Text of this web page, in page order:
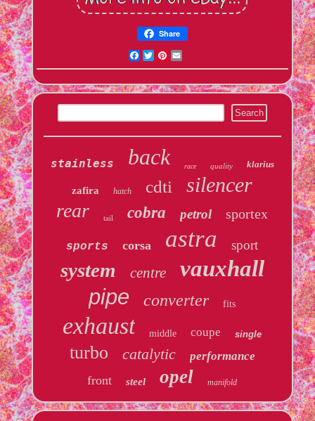
Share
Facebook
TwitterPinterest
stainless back race quality klarius
zafira hatch cdti silencer
rear tail cobra petrol sportex
sports corsa astra sport
system centre vauxhall
pipe converter fits
exhaust middle coupe single
turbo catalytic performance
front steel opel manifold